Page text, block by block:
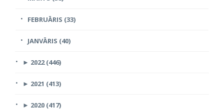
FEBRUĀRIS (33)
JANVĀRIS (40)
► 2022 (446)
► 2021 (413)
► 2020 (417)